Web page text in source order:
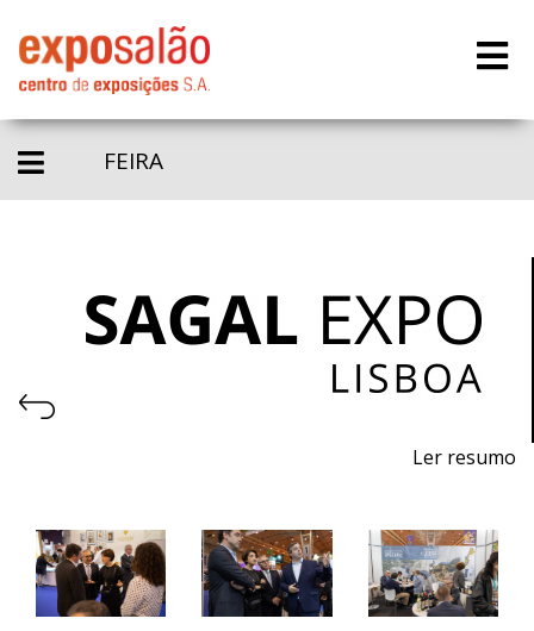
FEIRA
Ler resumo
De 28 a 30 abril de 2025 - FIL, Lisboa
segunda e terça: 9h às 18h
quarta: 09h às 16h